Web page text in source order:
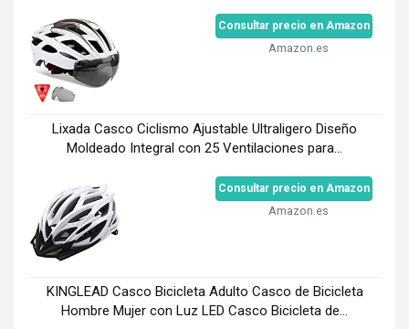
Consultar precio en Amazon
Amazon.es
Lixada Casco Ciclismo Ajustable Ultraligero Diseño
Moldeado Integral con 25 Ventilaciones para...
Consultar precio en Amazon
Amazon.es
KINGLEAD Casco Bicicleta Adulto Casco de Bicicleta
Hombre Mujer con Luz LED Casco Bicicleta de...